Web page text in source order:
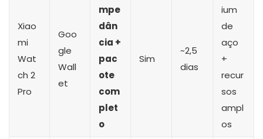
Xiao
mi
Wat
ch 2
Pro
Goo
gle
Wall
et
mpe
dân
cia +
pac
ote
com
plet
o
Sim
~2,5
dias
ium
de
aço
+
recur
sos
ampl
os